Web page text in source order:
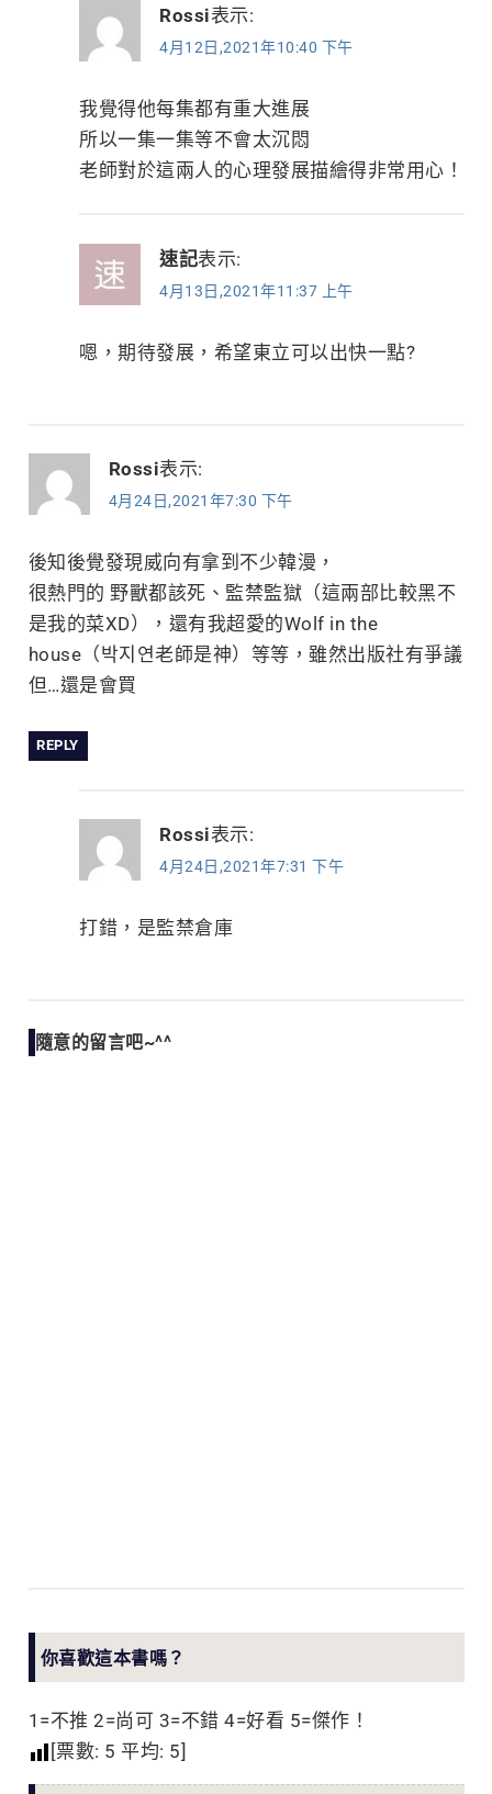
Rossi表示:
4月12日,2021年10:40 下午
我覺得他每集都有重大進展
所以一集一集等不會太沉悶
老師對於這兩人的心理發展描繪得非常用心！
速記表示:
4月13日,2021年11:37 上午
嗯，期待發展，希望東立可以出快一點?
Rossi表示:
4月24日,2021年7:30 下午
後知後覺發現威向有拿到不少韓漫，
很熱門的 野獸都該死、監禁監獄（這兩部比較黑不
是我的菜XD），還有我超愛的Wolf in the
house（박지연老師是神）等等，雖然出版社有爭議
但…還是會買
REPLY
Rossi表示:
4月24日,2021年7:31 下午
打錯，是監禁倉庫
隨意的留言吧~^^
你喜歡這本書嗎？
1=不推 2=尚可 3=不錯 4=好看 5=傑作！
[票數: 5 平均: 5]